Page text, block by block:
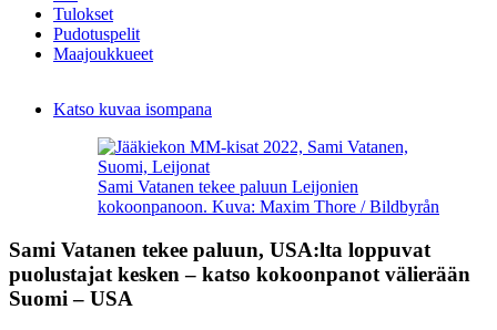
Tulokset
Pudotuspelit
Maajoukkueet
Katso kuvaa isompana
Sami Vatanen tekee paluun Leijonien
kokoonpanoon. Kuva: Maxim Thore / Bildbyrån
Sami Vatanen tekee paluun, USA:lta loppuvat
puolustajat kesken – katso kokoonpanot välierään
Suomi – USA